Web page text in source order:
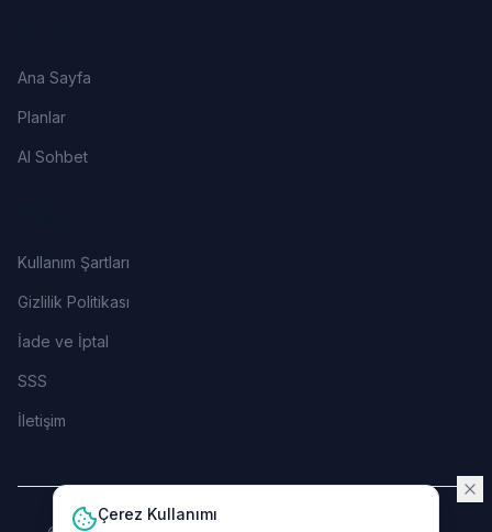
Ana Sayfa
Planlar
AI Sohbet
Kullanım Şartları
Gizlilik Politikası
İade ve İptal
SSS
İletişim
Çerez Kullanımı